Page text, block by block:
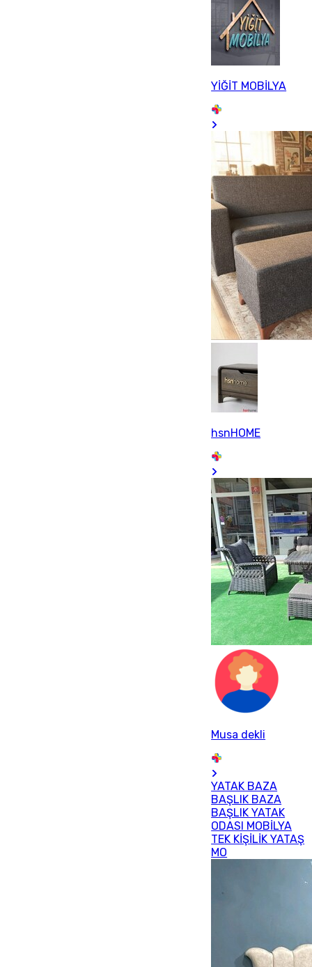
YİĞİT MOBİLYA
hsnHOME
Musa dekli
YATAK BAZA
BAŞLIK BAZA
BAŞLIK YATAK
ODASI MOBİLYA
TEK KİŞİLİK YATAŞ
MO